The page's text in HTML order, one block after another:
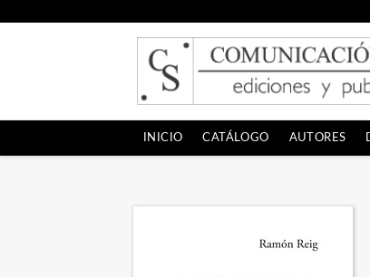
INICIO CATÁLOGO AUTORES